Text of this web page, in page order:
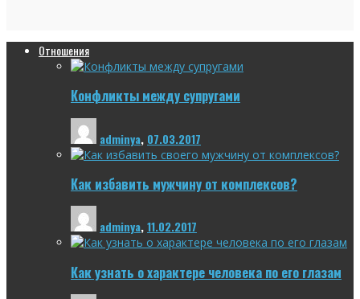
Отношения
Конфликты между супругами
adminya, 07.03.2017
Как избавить мужчину от комплексов?
adminya,11.02.2017
Как узнать о характере человека по его глазам